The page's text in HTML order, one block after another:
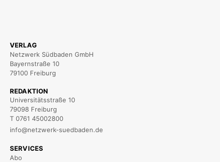
VERLAG
Netzwerk Südbaden GmbH
Bayernstraße 10
79100 Freiburg
REDAKTION
Universitätsstraße 10
79098 Freiburg
T 0761 45002800
info@netzwerk-suedbaden.de
SERVICES
Abo